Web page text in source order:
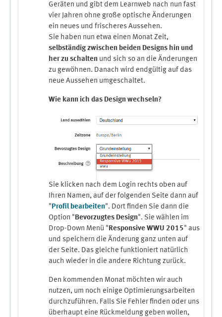
Geräten und gibt dem Learnweb nach nun fast
vier Jahren ohne große optische Änderungen
ein neues und frischeres Aussehen.
Sie haben nun etwa einen Monat Zeit,
selbständig zwischen beiden Designs hin und
her zu schalten und sich so an die Änderungen
zu gewöhnen. Danach wird endgültig auf das
neue Aussehen umgeschaltet.
Wie kann ich das Design wechseln?
Sie klicken nach dem Login rechts oben auf
Ihren Namen, auf der folgenden Seite dann auf
" Profil bearbeiten". Dort finden Sie dann die
Option " Bevorzugtes Design". Sie wählen im
Drop-Down Menü " Responsive WWU 2015" aus
und speichern die Änderung ganz unten auf
der Seite. Das gleiche funktioniert natürlich
auch wieder in die andere Richtung zurück.
Den kommenden Monat möchten wir auch
nutzen, um noch einige Optimierungsarbeiten
durchzuführen. Falls Sie Fehler finden oder uns
überhaupt eine Rückmeldung geben wollen,